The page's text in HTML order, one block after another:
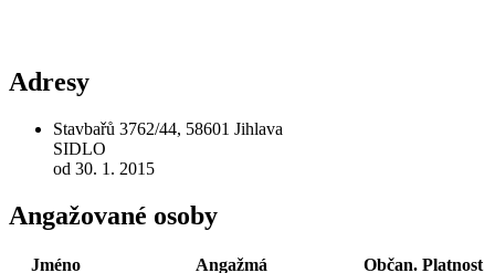
Adresy
Stavbařů 3762/44, 58601 Jihlava
SIDLO
od 30. 1. 2015
Angažované osoby
Jméno Angažmá Občan. Platnost